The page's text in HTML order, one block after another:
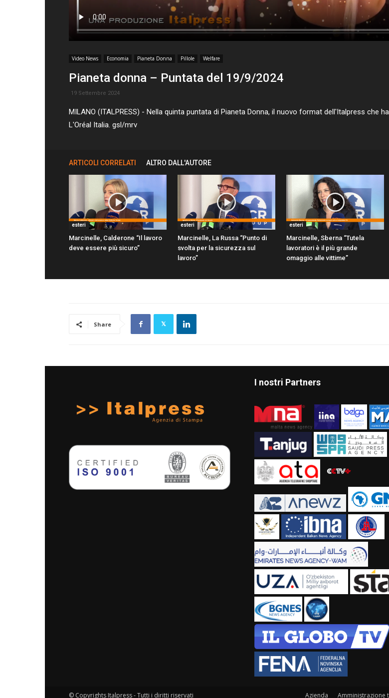
Video News Economia Pianeta Donna Pillole Welfare
Pianeta donna – Puntata del 19/9/2024
19 Settembre 2024
MILANO (ITALPRESS) - Nella quinta puntata di Pianeta Donna, il nuovo format dell'Italpress che
L'Oréal Italia. gsl/mrv
ARTICOLI CORRELATI ALTRO DALL'AUTORE
esteri
Marcinelle, Calderone “Il lavoro
deve essere più sicuro”
esteri
Marcinelle, La Russa “Punto di
svolta per la sicurezza sul
lavoro”
esteri
Marcinelle, Sberna “Tutela
lavoratori è il più grande
omaggio alle vittime”
Share
I nostri Partners
Azienda Amministrazione
© Copyrights Italpress - Tutti i diritti riservati